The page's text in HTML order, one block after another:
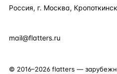
Россия, г. Москва,
mail@flatters.ru
© 2016–2026 flatters —